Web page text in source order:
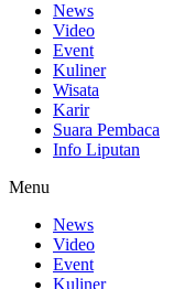
News
Video
Event
Kuliner
Wisata
Karir
Suara Pembaca
Info Liputan
Menu
News
Video
Event
Kuliner